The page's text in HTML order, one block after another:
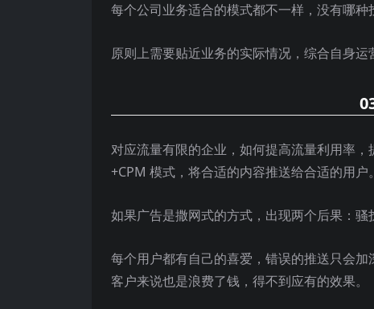
每个公司业务适合的模式都不一样，没有哪种
原则上需要贴近业务的实际情况，综合自身运
对应流量有限的企业，如何提高流量利用率
+CPM 模式，将合适的内容推送给合适的用户。
如果广告是撒网式的方式，出现两个后果：骚
每个用户都有自己的喜爱，错误的推送只会
客户来说也是浪费了钱，得不到应有的效果。